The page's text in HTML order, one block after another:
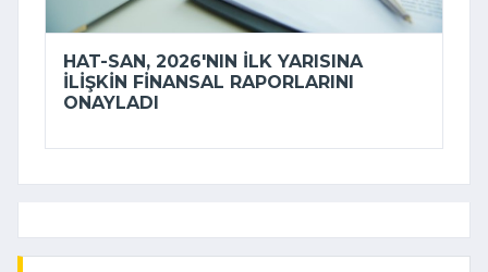
HAT-SAN, 2026'NIN ILK YARISINA
ILIŞKIN FINANSAL RAPORLARINI
ONAYLADI